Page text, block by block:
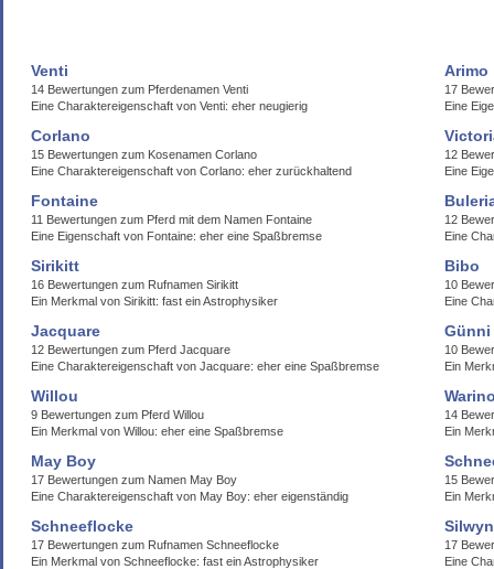
Venti
14 Bewertungen zum Pferdenamen Venti
Eine Charaktereigenschaft von Venti: eher neugierig
Arimo
17
Eine
Corlano
15 Bewertungen zum Kosenamen Corlano
Eine Charaktereigenschaft von Corlano: eher zurückhaltend
12
Eine
Fontaine
11 Bewertungen zum Pferd mit dem Namen Fontaine
Eine Eigenschaft von Fontaine: eher eine Spaßbremse
12
Eine
Sirikitt
16 Bewertungen zum Rufnamen Sirikitt
Ein Merkmal von Sirikitt: fast ein Astrophysiker
Bibo
10
Eine
Jacquare
12 Bewertungen zum Pferd Jacquare
Eine Charaktereigenschaft von Jacquare: eher eine Spaßbremse
Günni
10
Ein
Willou
9 Bewertungen zum Pferd Willou
Ein Merkmal von Willou: eher eine Spaßbremse
14
Ein
May Boy
17 Bewertungen zum Namen May Boy
Eine Charaktereigenschaft von May Boy: eher eigenständig
15
Ein
Schneeflocke
17 Bewertungen zum Rufnamen Schneeflocke
Ein Merkmal von Schneeflocke: fast ein Astrophysiker
17
Eine